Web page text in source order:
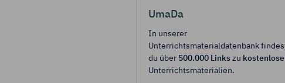
Zukunft widerrufen
Impressum
UmaDa
In unserer
Unterrichtsmaterialdatenbank
du über 500.000 Links zu
Unterrichtsmaterialien.